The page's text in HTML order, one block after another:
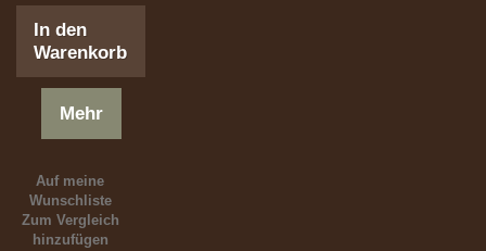
In den
Warenkorb
Mehr
Auf meine
Wunschliste
Zum Vergleich
hinzufügen